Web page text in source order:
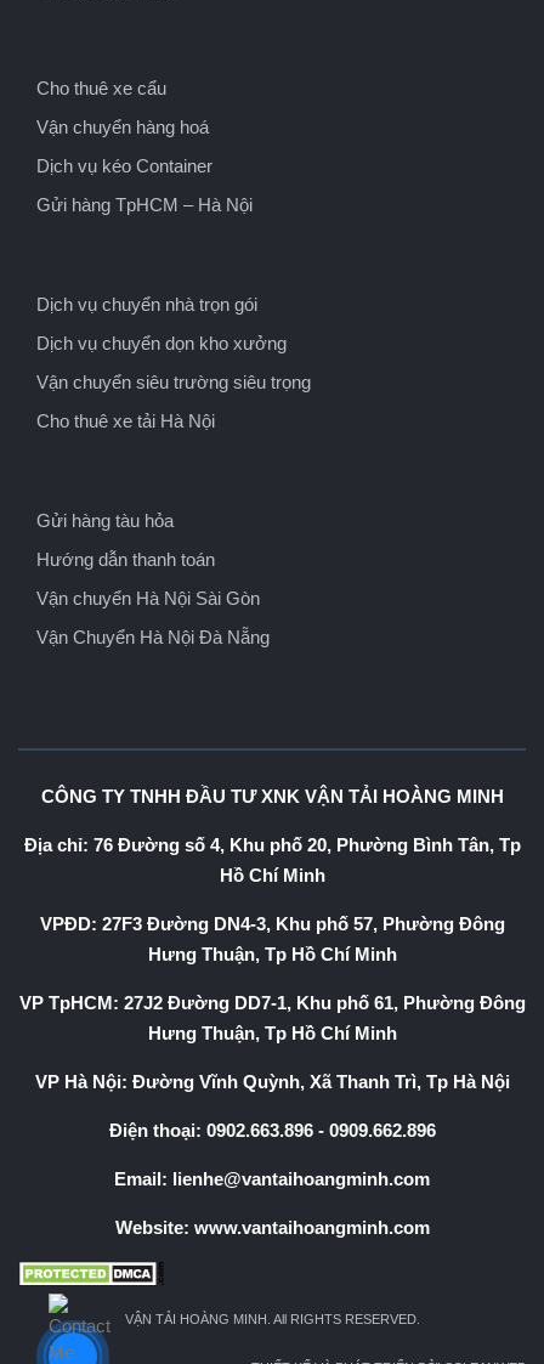
Cho thuê xe cẩu
Vận chuyển hàng hoá
Dịch vụ kéo Container
Gửi hàng TpHCM – Hà Nội
Dịch vụ chuyển nhà trọn gói
Dịch vụ chuyển dọn kho xưởng
Vận chuyển siêu trường siêu trọng
Cho thuê xe tải Hà Nội
Gửi hàng tàu hỏa
Hướng dẫn thanh toán
Vận chuyển Hà Nội Sài Gòn
Vận Chuyển Hà Nội Đà Nẵng
CÔNG TY TNHH ĐẦU TƯ XNK VẬN TẢI HOÀNG MINH
Địa chỉ: 76 Đường số 4, Khu phố 20, Phường Bình Tân, Tp
Hồ Chí Minh
VPĐD: 27F3 Đường DN4-3, Khu phố 57, Phường Đông
Hưng Thuận, Tp Hồ Chí Minh
VP TpHCM: 27J2 Đường DD7-1, Khu phố 61, Phường Đông
Hưng Thuận, Tp Hồ Chí Minh
VP Hà Nội: Đường Vĩnh Quỳnh, Xã Thanh Trì, Tp Hà Nội
Điện thoại: 0902.663.896- 0909.662.896
Email: lienhe@vantaihoangminh.com
Website: www.vantaihoangminh.com
VẬN TẢI HOÀNG MINH. All RIGHTS RESERVED.